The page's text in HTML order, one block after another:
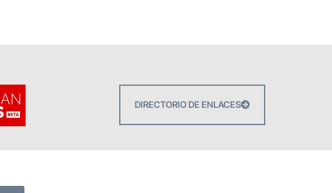
DIRECTORIO DE ENLACES